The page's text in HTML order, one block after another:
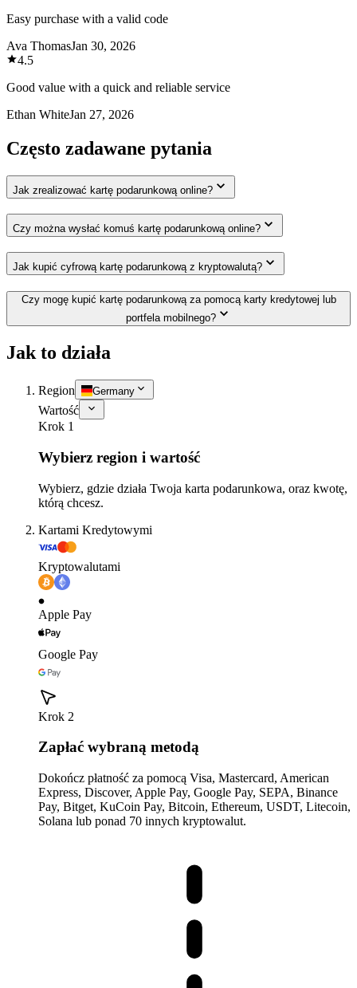
Easy purchase with a valid code
Ava ThomasJan 30, 2026
4.5
Good value with a quick and reliable service
Ethan WhiteJan 27, 2026
Często zadawane pytania
Jak zrealizować kartę podarunkową online?
Czy można wysłać komuś kartę podarunkową online?
Jak kupić cyfrową kartę podarunkową z kryptowalutą?
Czy mogę kupić kartę podarunkową za pomocą karty kredytowej lub
portfela mobilnego?
Jak to działa
Region Germany
Wartość
Krok 1
Wybierz region i wartość
Wybierz, gdzie działa Twoja karta podarunkowa, oraz kwotę,
którą chcesz.
Kartami Kredytowymi
Kryptowalutami
Apple Pay
Google Pay
Krok 2
Zapłać wybraną metodą
Dokończ płatność za pomocą Visa, Mastercard, American
Express, Discover, Apple Pay, Google Pay, SEPA, Binance
Pay, Bitget, KuCoin Pay, Bitcoin, Ethereum, USDT, Litecoin,
Solana lub ponad 70 innych kryptowalut.